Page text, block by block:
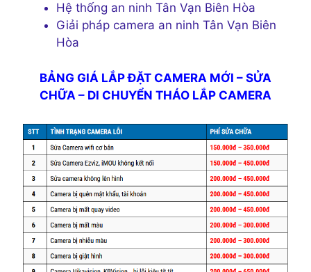
Hệ thống an ninh Tân Vạn Biên Hòa
Giải pháp camera an ninh Tân Vạn Biên
Hòa
BẢNG GIÁ LẮP ĐẶT CAMERA MỚI – SỬA
CHỮA – DI CHUYỂN THÁO LẮP CAMERA